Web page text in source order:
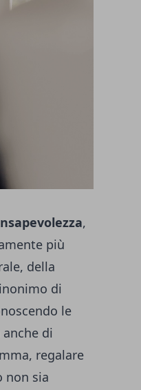
,
più
della
di
le
di
regalare
non sia